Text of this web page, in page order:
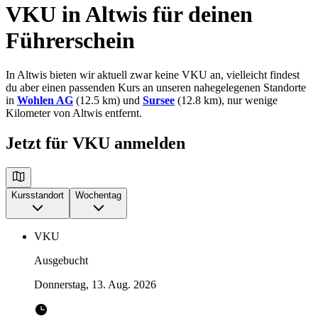
VKU in Altwis für deinen
Führerschein
In Altwis bieten wir aktuell zwar keine VKU an, vielleicht findest
du aber einen passenden Kurs an unseren nahegelegenen Standorte
in Wohlen AG (12.5 km) und Sursee (12.8 km), nur wenige
Kilometer von Altwis entfernt.
Jetzt für VKU anmelden
Kursstandort Wochentag
VKU
Ausgebucht
Donnerstag, 13. Aug. 2026